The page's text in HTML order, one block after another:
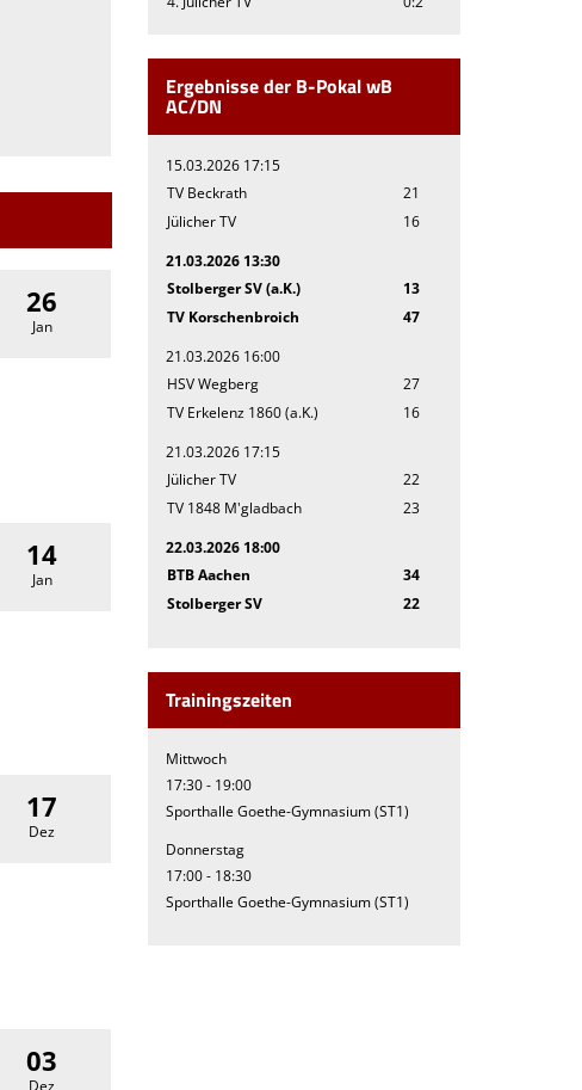
26
Jan
14
Jan
17
Dez
03
Dez
Ergebnisse der B-Pokal wB
AC/DN
15.03.2026 17:15
TV Beckrath
21
Jülicher TV
16
21.03.2026 13:30
Stolberger SV (a.K.)
13
TV Korschenbroich
47
21.03.2026 16:00
HSV Wegberg
27
TV Erkelenz 1860 (a.K.)
16
21.03.2026 17:15
Jülicher TV
22
TV 1848 M'gladbach
23
22.03.2026 18:00
BTB Aachen
34
Stolberger SV
22
Trainingszeiten
Mittwoch
17:30 - 19:00
Sporthalle Goethe-Gymnasium (ST1)
Donnerstag
17:00 - 18:30
Sporthalle Goethe-Gymnasium (ST1)